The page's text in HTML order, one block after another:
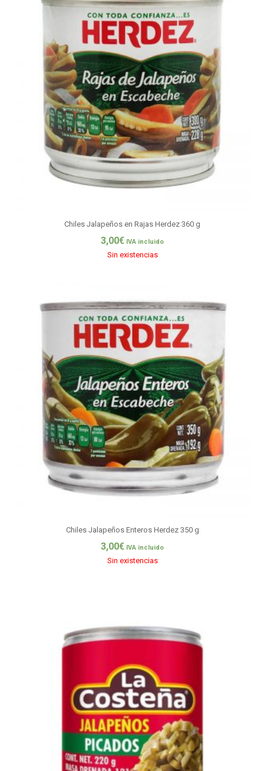
Chiles Jalapeños en Rajas Herdez 360 g
3,00€ IVA incluido
Sin existencias
Chiles Jalapeños Enteros Herdez 350 g
3,00€ IVA incluido
Sin existencias